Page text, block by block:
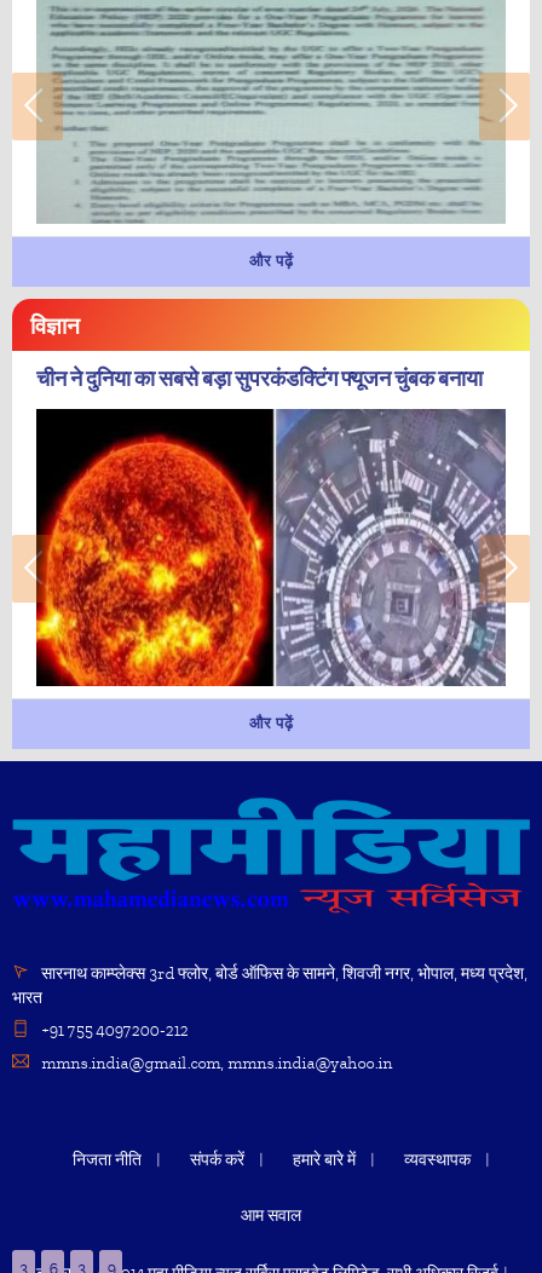
और पढ़ें
विज्ञान
चीन ने दुनिया का सबसे बड़ा सुपरकंडक्टिंग फ्यूजन चुंबक बनाया
और पढ़ें
सारनाथ काम्प्लेक्स 3rd फ्लोर, बोर्ड ऑफिस के सामने, शिवजी नगर, भोपाल, मध्य प्रदेश,
भारत
+91 755 4097200-212
mmns.india@gmail.com, mmns.india@yahoo.in
निजता नीति संपर्क करें हमारे बारे में व्यवस्थापक
आम सवाल
3 6 3 9